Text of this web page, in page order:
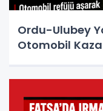
Ordu-Ulubey
Otomobil Kaza